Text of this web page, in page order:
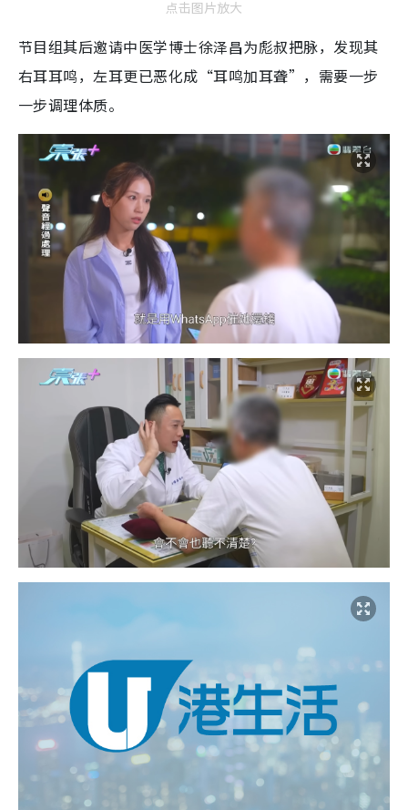
点击图片放大
节目组其后邀请中医学博士徐泽昌为彪叔把脉，发现其
右耳耳鸣，左耳更已恶化成“耳鸣加耳聋”，需要一步
一步调理体质。